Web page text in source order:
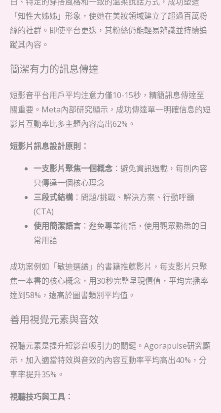
「知性大姊姊」形象，使她在美妝領域建立了超過百萬粉
絲的社群。即使平台更迭，其粉絲仍能輕易辨識並持續追
蹤其內容。
簡潔有力的訊息傳達
短影音平台用戶平均注意力僅10-15秒，精簡訊息傳達至
關重要。Meta內部研究顯示，成功傳達單一明確信息的短
影片互動率比多主題內容高出62%。
短影片訊息設計原則：
一支影片聚焦一個概念 ：避免資訊過載，每則內容
只傳達一個核心理念
三段式結構 ：問題/挑戰、解決方案、行動呼籲
(CTA)
使用簡潔語言 ：避免專業術語，使用觀眾熟悉的日
常用語
成功案例如「敏迪選讀」的書籍推薦影片，每支影片只聚
焦一本書的核心概念，用30秒完整呈現價值，平均完播率
達到58%，遠高於圖書類別平均值。
善用視覺元素與音效
視聽元素是提升短影音吸引力的關鍵。Agorapulse研究顯
示，加入適當特效與音效的內容互動率平均高出40%，分
享率提升35%。
視聽技巧與工具：